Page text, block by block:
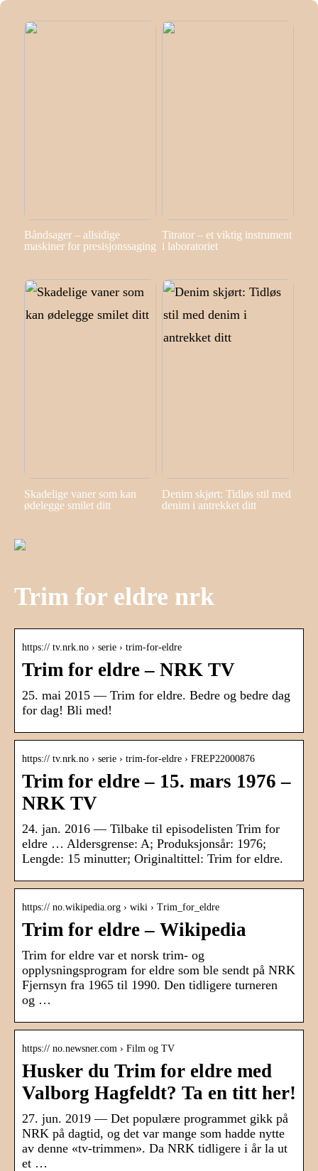
Båndsager – allsidige
maskiner for presisjonssaging
Titrator – et viktig instrument
i laboratoriet
Skadelige vaner som kan
ødelegge smilet ditt
Denim skjørt: Tidløs stil med
denim i antrekket ditt
Trim for eldre nrk
https:// tv.nrk.no › serie › trim-for-eldre
Trim for eldre – NRK TV
25. mai 2015 — Trim for eldre. Bedre og bedre dag
for dag! Bli med!
https:// tv.nrk.no › serie › trim-for-eldre › FREP22000876
Trim for eldre – 15. mars 1976 –
NRK TV
24. jan. 2016 — Tilbake til episodelisten Trim for
eldre … Aldersgrense: A; Produksjonsår: 1976;
Lengde: 15 minutter; Originaltittel: Trim for eldre.
https:// no.wikipedia.org › wiki › Trim_for_eldre
Trim for eldre – Wikipedia
Trim for eldre var et norsk trim- og
opplysningsprogram for eldre som ble sendt på NRK
Fjernsyn fra 1965 til 1990. Den tidligere turneren
og …
https:// no.newsner.com › Film og TV
Husker du Trim for eldre med
Valborg Hagfeldt? Ta en titt her!
27. jun. 2019 — Det populære programmet gikk på
NRK på dagtid, og det var mange som hadde nytte
av denne «tv-trimmen». Da NRK tidligere i år la ut
et …